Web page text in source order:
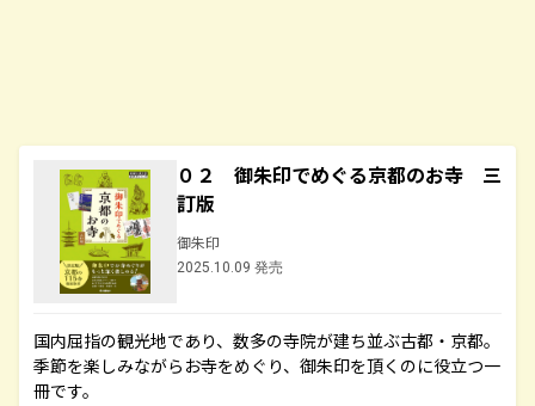
０２ 御朱印でめぐる京都のお寺 三
訂版
御朱印
2025.10.09 発売
国内屈指の観光地であり、数多の寺院が建ち並ぶ古都・京都。
季節を楽しみながらお寺をめぐり、御朱印を頂くのに役立つ一
冊です。